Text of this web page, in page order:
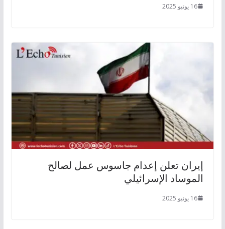
16 يونيو 2025
إيران تعلن إعدام جاسوس عمل لصالح
الموساد الإسرائيلي
16 يونيو 2025